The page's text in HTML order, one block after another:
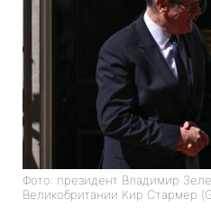
Фото: президент Владимир
Великобритании Кир Стармер